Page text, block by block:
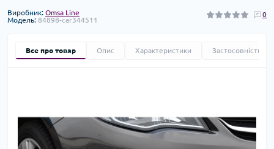
Виробник: Omsa Line
Модель: 84898-car344511
0
Все про товар Опис Характеристики Застосовність